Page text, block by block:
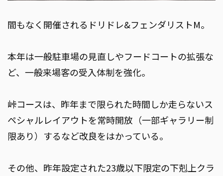
間もなく開催されるドリドレ&フェンダリストM。
本年は一般駐車場の見直しやフードコートの拡張な
ど、一般来場客の受入体制を強化。
峠コースは、昨年まで限られた時間しか走らないス
ペシャルレイアウトを常時開放（一部ギャラリー制
限あり）するなど改良をはかっている。
その他、昨年設定された23歳以下限定の下剋上クラ